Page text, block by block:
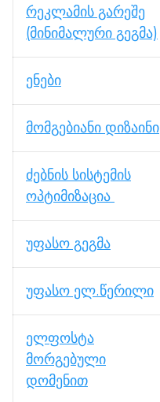
რეკლამის გარეშე
(მინიმალური გეგმა)
ენები
მომგებიანი დიზაინი
ძებნის სისტემის
ოპტიმიზაცია
უფასო გეგმა
უფასო ელ.წერილი
ელფოსტა
მორგებული
დომენით